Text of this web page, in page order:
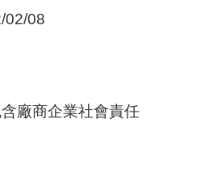
02/08
廠商企業社會責任